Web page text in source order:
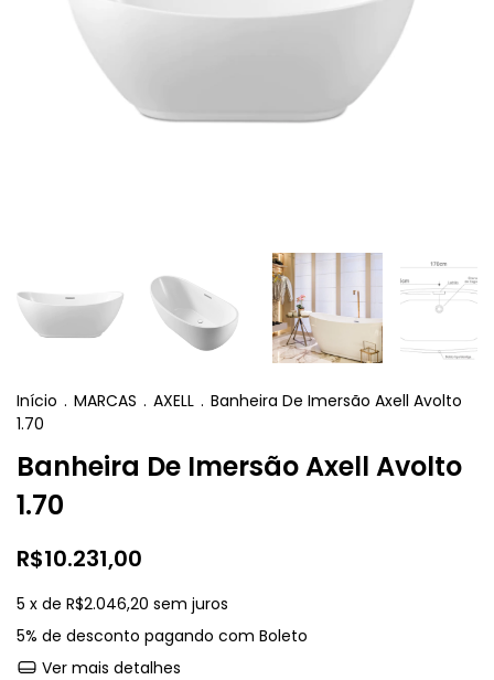
Início . MARCAS . AXELL . Banheira De Imersão Axell Avolto
1.70
Banheira De Imersão Axell Avolto
1.70
R$10.231,00
5 x de R$2.046,20 sem juros
5% de desconto pagando com Boleto
Ver mais detalhes